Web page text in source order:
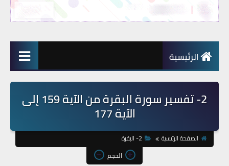
الرئيسية
2- تفسير سورة البقرة من الآية 159 إلى
الآية 177
الصفحة الرئيسية
2- البقرة
الحجم